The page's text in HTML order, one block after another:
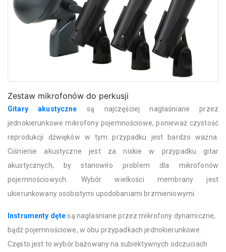
Zestaw mikrofonów do perkusji
Gitary akustyczne są najczęściej nagłaśniane przez
jednokierunkowe mikrofony pojemnościowe, ponieważ czystość
reprodukcji dźwięków w tym przypadku jest bardzo ważna.
Ciśnienie akustyczne jest za niskie w przypadku gitar
akustycznych, by stanowiło problem dla mikrofonów
pojemnościowych. Wybór wielkości membrany jest
ukierunkowany osobistymi upodobaniami brzmieniowymi.
Instrumenty dętesą nagłaśniane przez mikrofony dynamiczne,
bądź pojemnościowe, w obu przypadkach jednokierunkowe.
Często jest to wybór bazowany na subiektywnych odczuciach